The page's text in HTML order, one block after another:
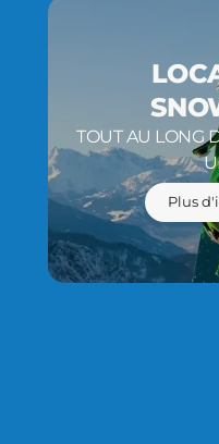
TOUT AU LONG
Plus